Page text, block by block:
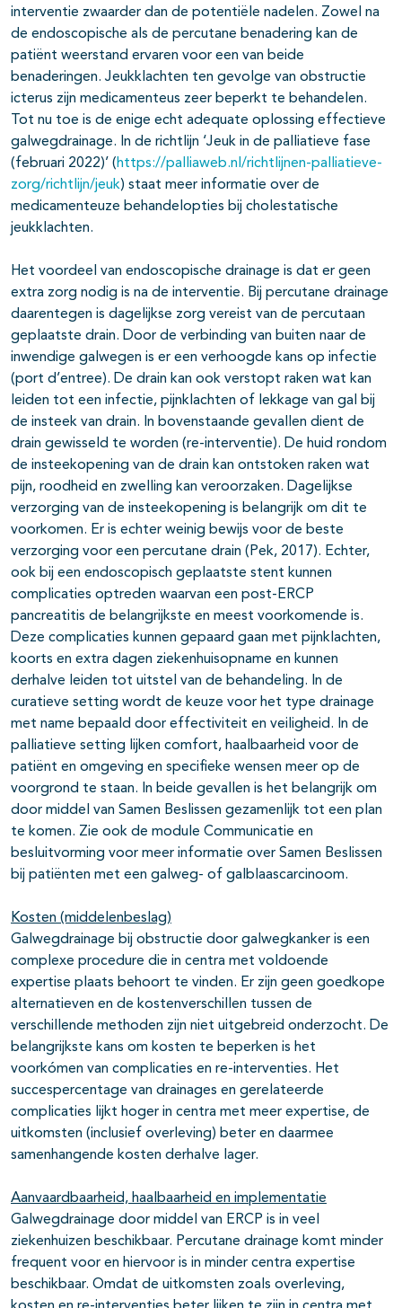
interventie zwaarder dan de potentiële nadelen. Zowel na
de endoscopische als de percutane benadering kan de
patiënt weerstand ervaren voor een van beide
benaderingen. Jeukklachten ten gevolge van obstructie
icterus zijn medicamenteus zeer beperkt te behandelen.
Tot nu toe is de enige echt adequate oplossing effectieve
galwegdrainage. In de richtlijn ‘Jeuk in de palliatieve fase
(februari 2022)’ ( https://palliaweb.nl/richtlijnen-palliatieve-
zorg/richtlijn/jeuk) staat meer informatie over de
medicamenteuze behandelopties bij cholestatische
jeukklachten.
Het voordeel van endoscopische drainage is dat er geen
extra zorg nodig is na de interventie. Bij percutane drainage
daarentegen is dagelijkse zorg vereist van de percutaan
geplaatste drain. Door de verbinding van buiten naar de
inwendige galwegen is er een verhoogde kans op infectie
(port d’entree). De drain kan ook verstopt raken wat kan
leiden tot een infectie, pijnklachten of lekkage van gal bij
de insteek van drain. In bovenstaande gevallen dient de
drain gewisseld te worden (re-interventie). De huid rondom
de insteekopening van de drain kan ontstoken raken wat
pijn, roodheid en zwelling kan veroorzaken. Dagelijkse
verzorging van de insteekopening is belangrijk om dit te
voorkomen. Er is echter weinig bewijs voor de beste
verzorging voor een percutane drain (Pek, 2017). Echter,
ook bij een endoscopisch geplaatste stent kunnen
complicaties optreden waarvan een post-ERCP
pancreatitis de belangrijkste en meest voorkomende is.
Deze complicaties kunnen gepaard gaan met pijnklachten,
koorts en extra dagen ziekenhuisopname en kunnen
derhalve leiden tot uitstel van de behandeling. In de
curatieve setting wordt de keuze voor het type drainage
met name bepaald door effectiviteit en veiligheid. In de
palliatieve setting lijken comfort, haalbaarheid voor de
patiënt en omgeving en specifieke wensen meer op de
voorgrond te staan. In beide gevallen is het belangrijk om
door middel van Samen Beslissen gezamenlijk tot een plan
te komen. Zie ook de module Communicatie en
besluitvorming voor meer informatie over Samen Beslissen
bij patiënten met een galweg- of galblaascarcinoom.
Kosten (middelenbeslag)
Galwegdrainage bij obstructie door galwegkanker is een
complexe procedure die in centra met voldoende
expertise plaats behoort te vinden. Er zijn geen goedkope
alternatieven en de kostenverschillen tussen de
verschillende methoden zijn niet uitgebreid onderzocht. De
belangrijkste kans om kosten te beperken is het
voorkómen van complicaties en re-interventies. Het
succespercentage van drainages en gerelateerde
complicaties lijkt hoger in centra met meer expertise, de
uitkomsten (inclusief overleving) beter en daarmee
samenhangende kosten derhalve lager.
Aanvaardbaarheid, haalbaarheid en implementatie
Galwegdrainage door middel van ERCP is in veel
ziekenhuizen beschikbaar. Percutane drainage komt minder
frequent voor en hiervoor is in minder centra expertise
beschikbaar. Omdat de uitkomsten zoals overleving,